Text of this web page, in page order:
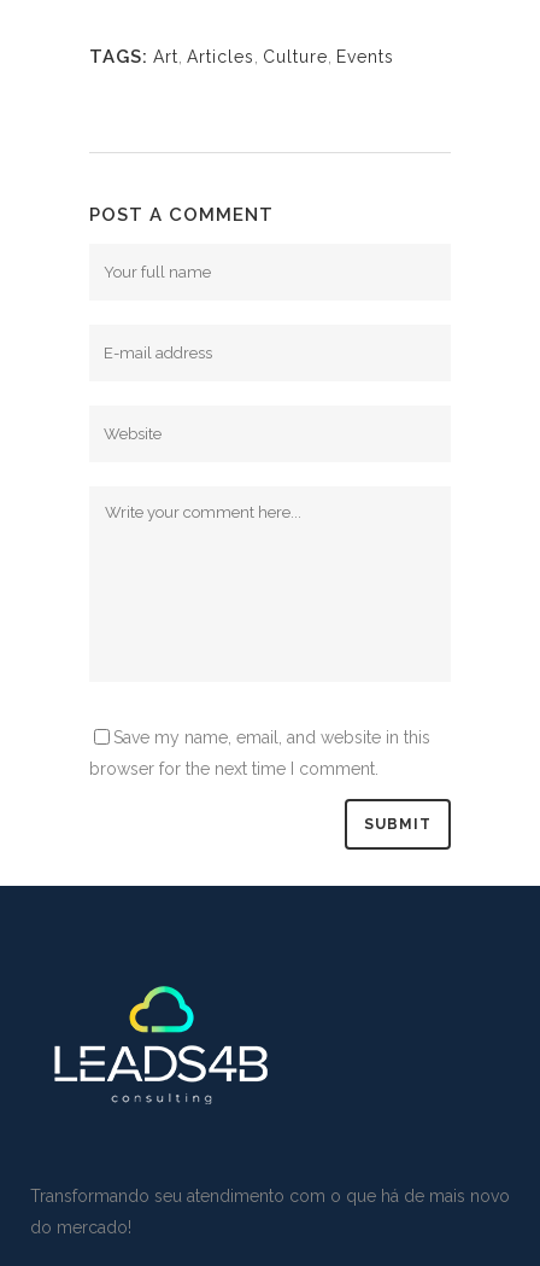
TAGS: Art Articles Culture Events
POST A COMMENT
Save my name, email, and website in this
browser for the next time I comment.
Transformando seu atendimento com o que há de mais novo
do mercado!